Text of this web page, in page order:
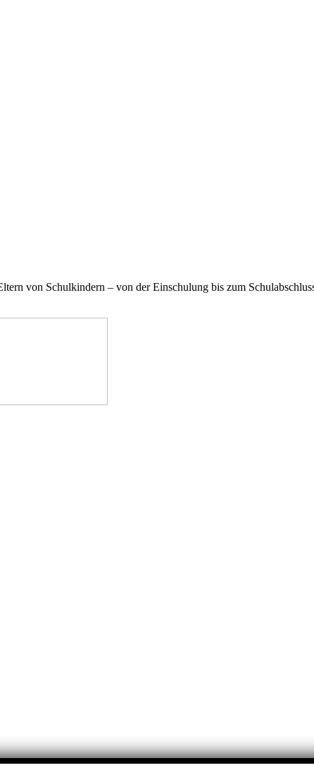
von Schulkindern – von der Einschulung bis zum